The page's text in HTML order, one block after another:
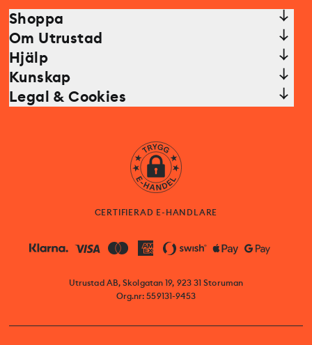
Shoppa
Om Utrustad
Hjälp
Kunskap
Legal & Cookies
CERTIFIERAD E-HANDLARE
Utrustad AB, Skolgatan 19, 923 31 Storuman
Org.nr: 559131-9453